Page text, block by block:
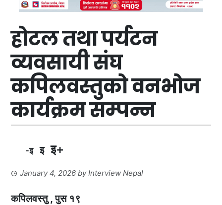
होटल तथा पर्यटन
व्यवसायी संघ
कपिलवस्तुको वनभोज
कार्यक्रम सम्पन्न
-इ इ इ+
January 4, 2026 byInterview Nepal
कपिलवस्तु , पुस १९